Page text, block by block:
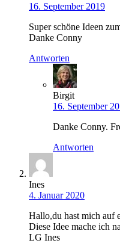
16. September 2019
Super schöne Ideen
Danke Conny
Antworten
Birgit
16. September
Danke Conny.
Antworten
Ines
4. Januar 2020
Hallo,du hast mich auf
Diese Idee mache ich
LG Ines